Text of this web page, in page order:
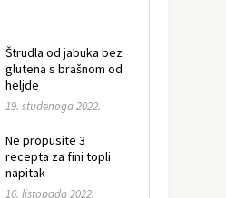
Štrudla od jabuka bez
glutena s brašnom od
heljde
19. studenoga 2022.
Ne propusite 3
recepta za fini topli
napitak
16. listopada 2022.